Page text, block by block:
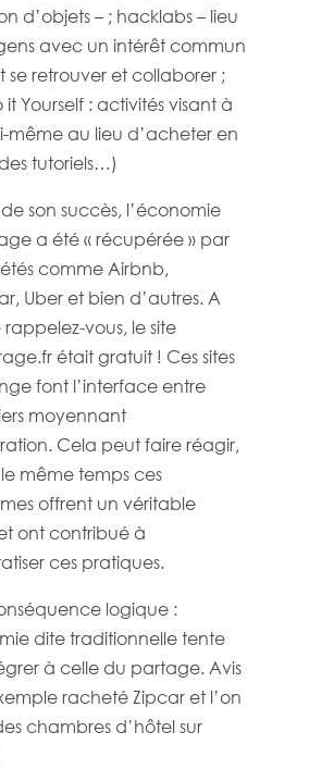
d’objets – ; hacklabs – lieu
avec un intérêt commun
se retrouver et collaborer ;
it Yourself : activités visant à
même au lieu d’acheter en
tutoriels…)
son succès, l’économie
a été « récupérée » par
comme Airbnb,
Uber et bien d’autres. A
rappelez-vous, le site
était gratuit ! Ces sites
font l’interface entre
moyennant
Cela peut faire réagir,
même temps ces
offrent un véritable
ont contribué à
ces pratiques.
logique :
dite traditionnelle tente
à celle du partage. Avis
racheté Zipcar et l’on
chambres d’hôtel sur